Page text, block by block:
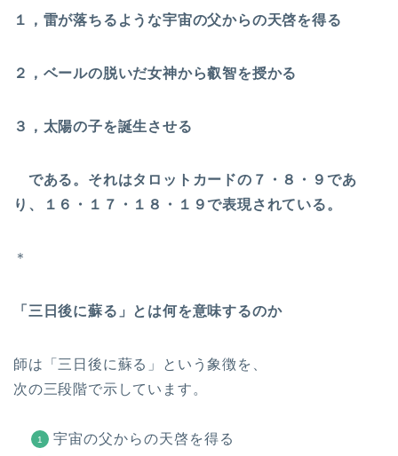
１，雷が落ちるような宇宙の父からの天啓を得る
２，ベールの脱いだ女神から叡智を授かる
３，太陽の子を誕生させる
である。それはタロットカードの７・８・９であ
り、１６・１７・１８・１９で表現されている。
＊
「三日後に蘇る」とは何を意味するのか
師は「三日後に蘇る」という象徴を、
次の三段階で示しています。
宇宙の父からの天啓を得る